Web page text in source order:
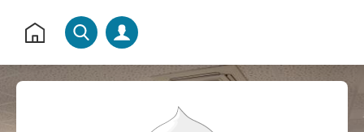
Accéder au menu
Retour
l'accueil
Rechercher